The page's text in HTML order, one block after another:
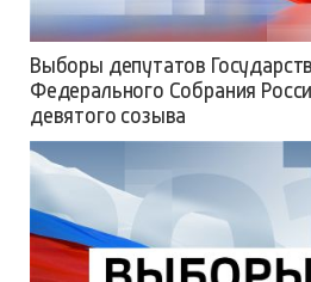
Выборы депутатов
Федерального Собрания
девятого созыва